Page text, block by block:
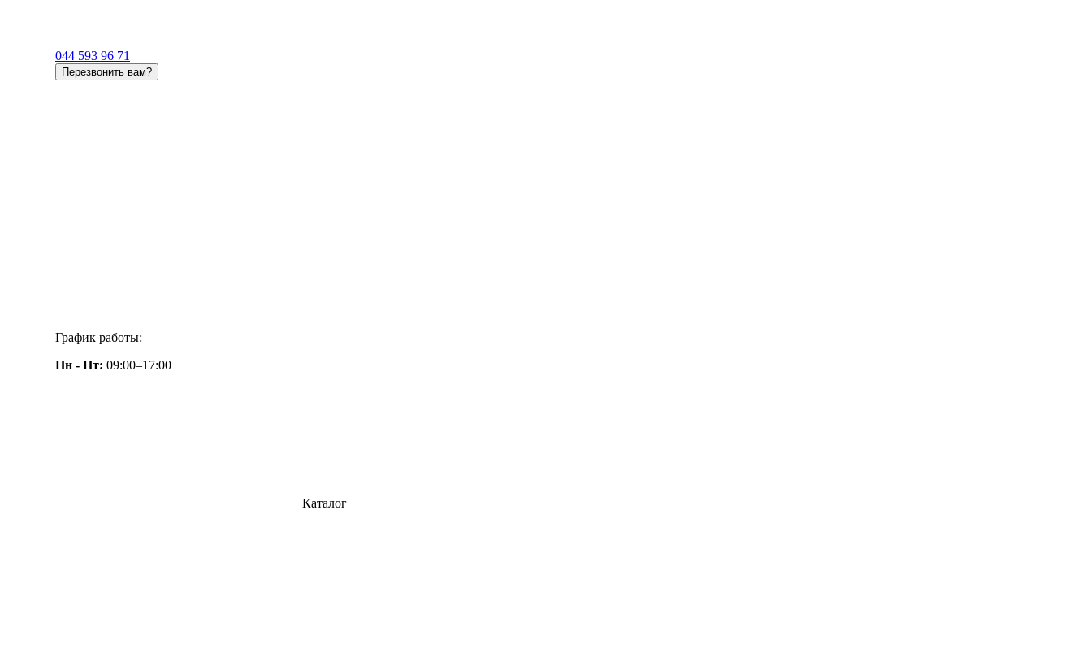
044 593 96 71
Перезвонить вам?
График работы:
Пн - Пт: 09:00–17:00
Каталог